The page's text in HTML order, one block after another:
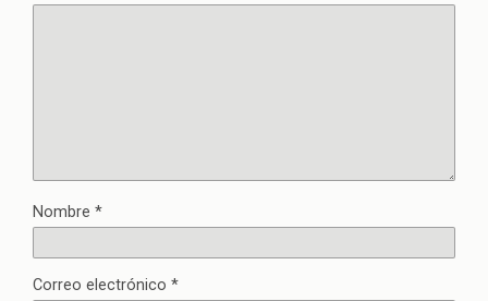
Nombre *
Correo electrónico *